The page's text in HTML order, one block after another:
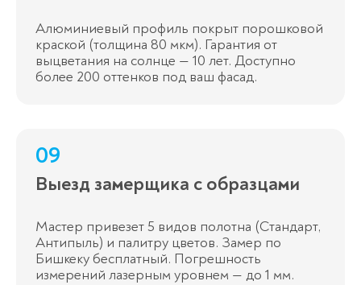
Алюминиевый профиль покрыт порошковой
краской (толщина 80 мкм). Гарантия от
выцветания на солнце — 10 лет. Доступно
более 200 оттенков под ваш фасад.
09
Выезд замерщика с образцами
Мастер привезет 5 видов полотна (Стандарт,
Антипыль) и палитру цветов. Замер по
Бишкеку бесплатный. Погрешность
измерений лазерным уровнем — до 1 мм.